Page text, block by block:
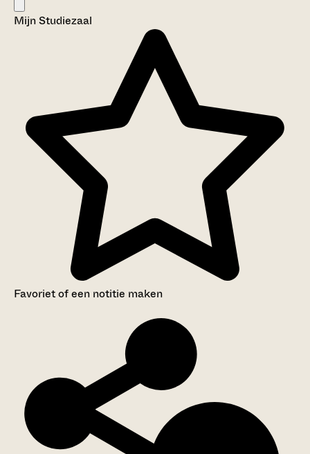
Mijn Studiezaal
Favoriet of een notitie maken